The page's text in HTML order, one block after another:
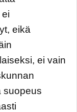
eikä
ei vain
suopeus